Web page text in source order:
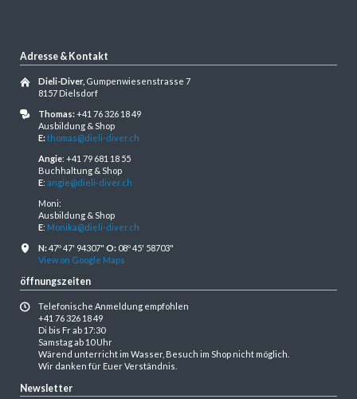
Adresse & Kontakt
Dieli-Diver, Gumpenwiesenstrasse 7
8157 Dielsdorf
Thomas:+41 76 326 18 49
Ausbildung & Shop
E:thomas@dieli-diver.ch
Angie: +41 79 681 18 55
Buchhaltung & Shop
E: angie@dieli-diver.ch
Moni:
Ausbildung & Shop
E: Monika@dieli-diver.ch
N:47º 47' 94307" O:08º 45' 58703"
View on Google Maps
öffnungszeiten
Telefonische Anmeldung empfohlen
+41 76 326 18 49
Di bis Fr ab 17:30
Samstag ab 10 Uhr
Wärend unterricht im Wasser, Besuch im Shop nicht möglich.
Wir danken für Euer Verständnis.
Newsletter